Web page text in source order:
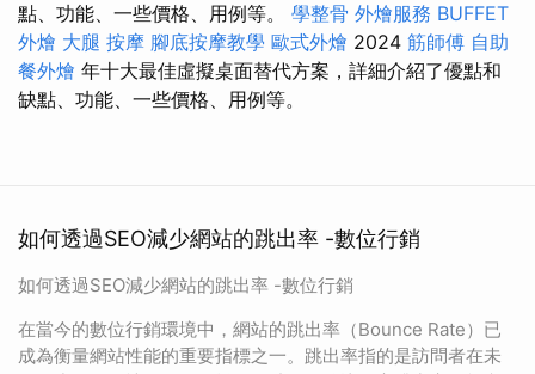
點、功能、一些價格、用例等。 學整骨 外燴服務 BUFFET
外燴 大腿 按摩 腳底按摩教學 歐式外燴 2024 筋師傅 自助
餐外燴 年十大最佳虛擬桌面替代方案，詳細介紹了優點和
缺點、功能、一些價格、用例等。
如何透過SEO減少網站的跳出率 -數位行銷
如何透過SEO減少網站的跳出率 -數位行銷
在當今的數位行銷環境中，網站的跳出率（Bounce Rate）已
成為衡量網站性能的重要指標之一。跳出率指的是訪問者在未